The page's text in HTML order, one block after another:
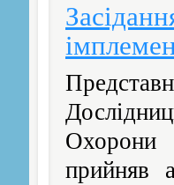
Охорони
прийняв